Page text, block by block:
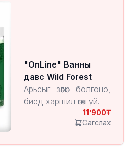
"OnLine" Ванны
давс Wild Forest
Арьсыг зөөлөн болгоно,
биед харшил өгөхгүй.
11’900
Сагслах